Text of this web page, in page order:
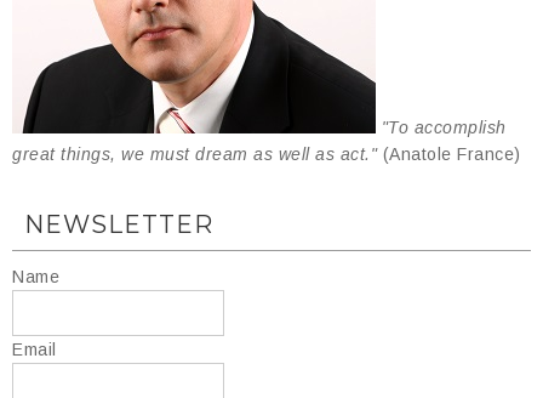
"To accomplish
great things, we must dream as well as act."(Anatole France)
NEWSLETTER
Name
Email